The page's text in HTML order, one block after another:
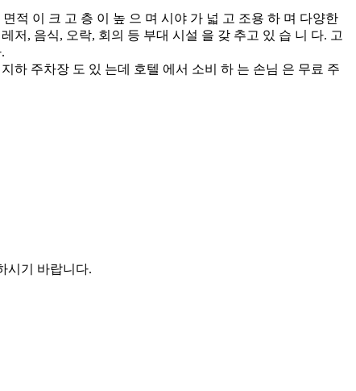
적 이 크 고 층 이 높 으 며 시야 가 넓 고 조용 하 며 다양한
저, 음식, 오락, 회의 등 부대 시설 을 갖 추고 있 습 니 다. 고
하 주차장 도 있 는데 호텔 에서 소비 하 는 손님 은 무료 주
시기 바랍니다.